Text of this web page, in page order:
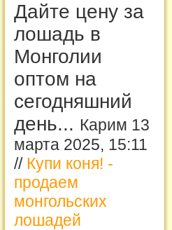
Дайте цену за
лошадь в
Монголии
оптом на
сегодняшний
день... Карим 13
марта 2025, 15:11
// Купи коня! -
продаем
монгольских
лошадей